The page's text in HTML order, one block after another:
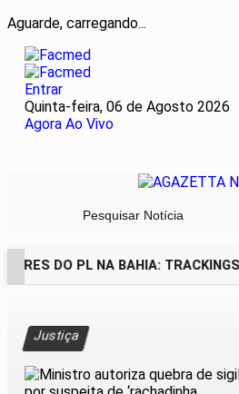
Aguarde, carregando...
Entrar
Quinta-feira, 06 de Agosto 2026
Agora Ao Vivo
Pesquisar Notícia
DO PL NA BAHIA:
Justiça